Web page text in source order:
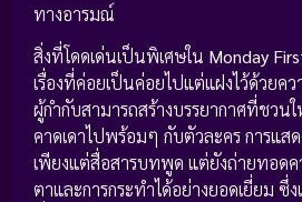
ทางอารมณ์
สิ่งที่โดดเด่นเป็นพิเศษใน Monday
เรื่องที่ค่อยเป็นค่อยไปแต่แฝงไว้ด้วยค
ผู้กำกับสามารถสร้างบรรยากาศที่ชวน
คาดเดาไปพร้อมๆ กับตัวละคร การแส
เพียงแต่สื่อสารบทพูด แต่ยังถ่ายทอด
ตาและการกระทำได้อย่างยอดเยี่ยม